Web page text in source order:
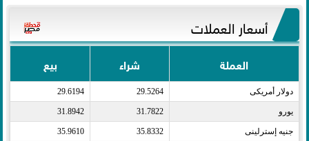
أسعار العملات
العملة شراء بيع
دولار أمريكى​ 29.5264
29.6194
يورو​ 31.7822
31.8942
جنيه إسترلينى​ 35.8332
35.9610